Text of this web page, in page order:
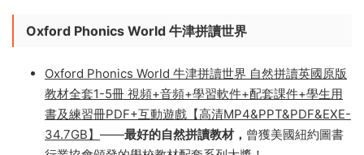
自然拼讀
Oxford Phonics World 牛津拼讀世界